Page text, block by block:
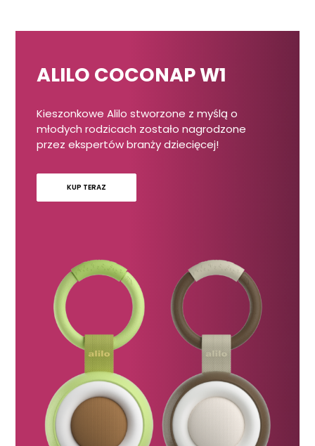
Opcje
wybrać
na
stronie
ALILO COCONAP W1
Kieszonkowe Alilo stworzone z myślą o
młodych rodzicach zostało nagrodzone
przez ekspertów branży dziecięcej!
KUP TERAZ